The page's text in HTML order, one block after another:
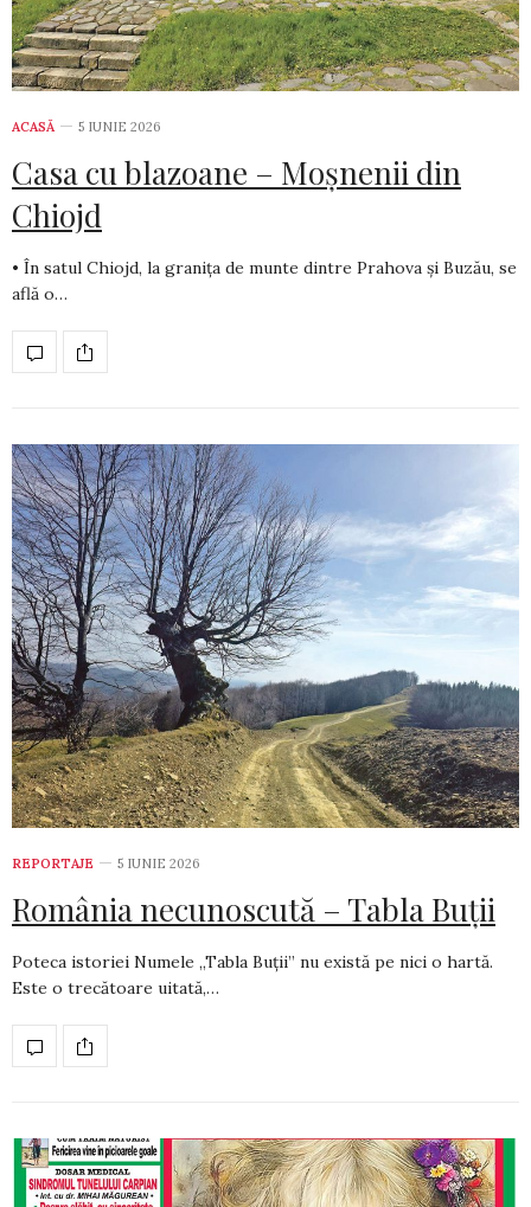
ACASĂ 5 IUNIE 2026
Casa cu blazoane – Moșnenii din
Chiojd
• În satul Chiojd, la granița de munte dintre Prahova și Buzău, se
află o…
REPORTAJE 5 IUNIE 2026
România necunoscută – Tabla Buții
Poteca istoriei Numele „Tabla Buții” nu există pe nici o hartă.
Este o trecătoare uitată,…